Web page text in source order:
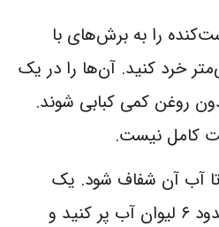
را به برش‌های با
خرد کنید. آن‌ها را در یک
روغن کمی کبابی شوند.
کامل نیست.
آب آن شفاف شود. یک
قابلمه بزرگ را با حدود ۶ لیوان آب پر کنید و